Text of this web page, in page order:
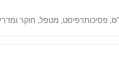
פסיכותרפיסט, מטפל, חוקר